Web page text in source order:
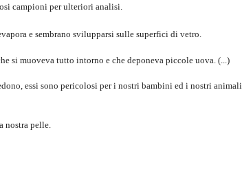
campioni per ulteriori analisi.
e sembrano svilupparsi sulle superfici di vetro.
si muoveva tutto intorno e che deponeva piccole uova. (...)
essi sono pericolosi per i nostri bambini ed i nostri animali.
nostra pelle.